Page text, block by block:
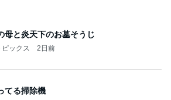
母と炎天下のお墓そうじ
ックス 2日前
てる掃除機